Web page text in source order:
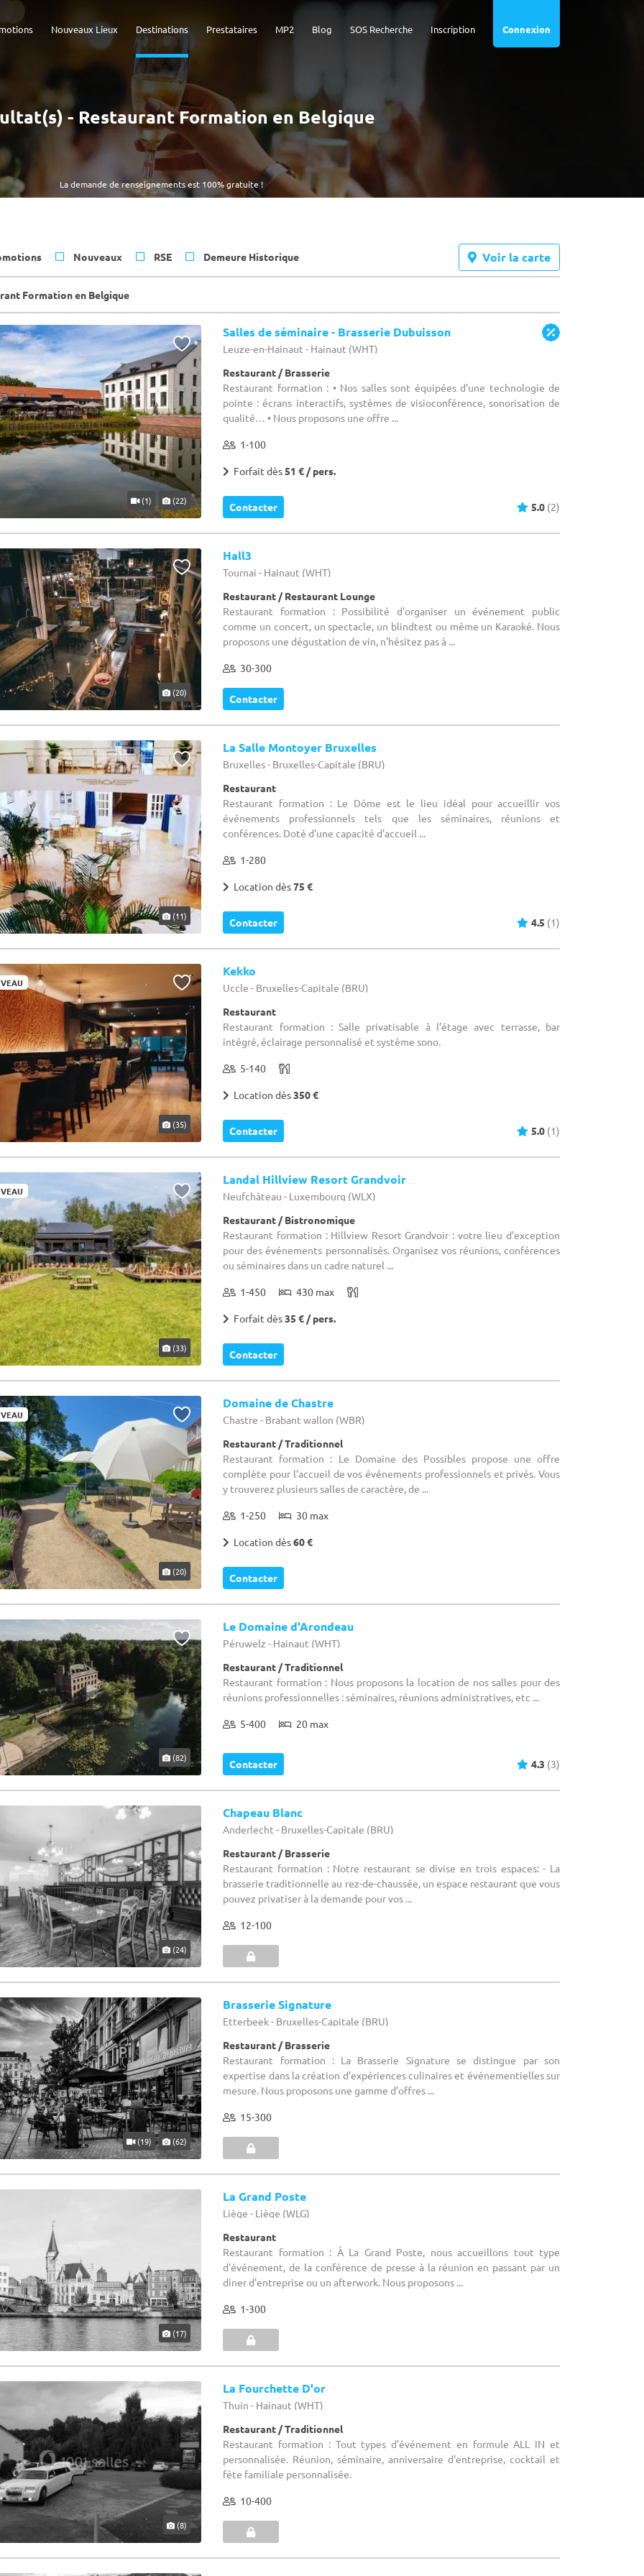
Connexion
Inscription
SOS Recherche
Blog
MP2
Prestataires
Destinations
Nouveaux Lieux
La demande de renseignements est 100% gratuite !
- Restaurant Formation en Belgique
Nouveaux RSE Demeure Historique Voir la carte
Formation en Belgique
(1) (22)
Salles de séminaire - Brasserie Dubuisson
Leuze-en-Hainaut - Hainaut (WHT)
Restaurant / Brasserie
Restaurant formation : • Nos salles sont équipées d’une technologie de
pointe : écrans interactifs, systèmes de visioconférence, sonorisation de
qualité… • Nous proposons une offre ...
1-100
Forfait dès51 € / pers.
Contacter 5.0 (2)
(20)
Hall3
Tournai - Hainaut (WHT)
Restaurant / Restaurant Lounge
Restaurant formation : Possibilité d'organiser un événement public
comme un concert, un spectacle, un blindtest ou même un Karaoké. Nous
proposons une dégustation de vin, n'hésitez pas à ...
30-300
Contacter
(11)
La Salle Montoyer Bruxelles
Bruxelles - Bruxelles-Capitale (BRU)
Restaurant
Restaurant formation : Le Dôme est le lieu idéal pour accueillir vos
événements professionnels tels que les séminaires, réunions et
conférences. Doté d'une capacité d'accueil ...
1-280
Location dès75 €
Contacter 4.5 (1)
(35)
Kekko
Uccle - Bruxelles-Capitale (BRU)
Restaurant
Restaurant formation : Salle privatisable à l’étage avec terrasse, bar
intégré, éclairage personnalisé et système sono.
5-140
Location dès350 €
Contacter 5.0 (1)
(33)
Landal Hillview Resort Grandvoir
Neufchâteau - Luxembourg (WLX)
Restaurant / Bistronomique
Restaurant formation : Hillview Resort Grandvoir : votre lieu d'exception
pour des événements personnalisés. Organisez vos réunions, conférences
ou séminaires dans un cadre naturel ...
1-450 430 max
Forfait dès35 € / pers.
Contacter
(20)
Domaine de Chastre
Chastre - Brabant wallon (WBR)
Restaurant / Traditionnel
Restaurant formation : Le Domaine des Possibles propose une offre
complète pour l’accueil de vos événements professionnels et privés. Vous
y trouverez plusieurs salles de caractère, de ...
1-250 30 max
Location dès60 €
Contacter
(82)
Le Domaine d'Arondeau
Péruwelz - Hainaut (WHT)
Restaurant / Traditionnel
Restaurant formation : Nous proposons la location de nos salles pour des
réunions professionnelles : séminaires, réunions administratives, etc ...
5-400 20 max
Contacter 4.3 (3)
(24)
Chapeau Blanc
Anderlecht - Bruxelles-Capitale (BRU)
Restaurant / Brasserie
Restaurant formation : Notre restaurant se divise en trois espaces: - La
brasserie traditionnelle au rez-de-chaussée, un espace restaurant que vous
pouvez privatiser à la demande pour vos ...
12-100
(19) (62)
Brasserie Signature
Etterbeek - Bruxelles-Capitale (BRU)
Restaurant / Brasserie
Restaurant formation : La Brasserie Signature se distingue par son
expertise dans la création d’expériences culinaires et événementielles sur
mesure. Nous proposons une gamme d’offres ...
15-300
(17)
La Grand Poste
Liège - Liège (WLG)
Restaurant
Restaurant formation : À La Grand Poste, nous accueillons tout type
d'événement, de la conférence de presse à la réunion en passant par un
diner d'entreprise ou un afterwork. Nous proposons ...
1-300
(8)
La Fourchette D'or
Thuin - Hainaut (WHT)
Restaurant / Traditionnel
Restaurant formation : Tout types d'événement en formule ALL IN et
personnalisée. Réunion, séminaire, anniversaire d'entreprise, cocktail et
fête familiale personnalisée.
10-400